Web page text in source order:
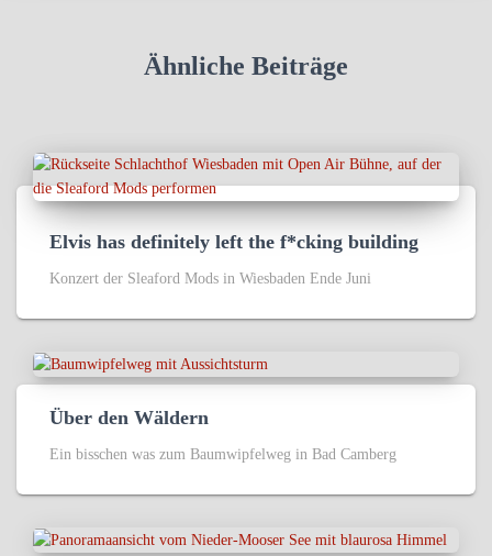
Ähnliche Beiträge
Elvis has definitely left the f*cking building
Konzert der Sleaford Mods in Wiesbaden Ende Juni
Über den Wäldern
Ein bisschen was zum Baumwipfelweg in Bad Camberg